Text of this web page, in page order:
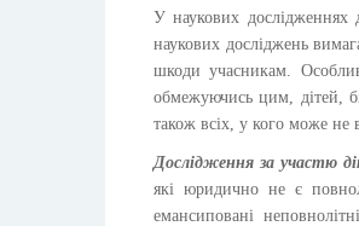
У наукових дослідженнях
наукових досліджень
шкоди учасникам.
обмежуючись цим, дітей,
також всіх, у кого може не
Дослідження за участю
які юридично не є
емансиповані